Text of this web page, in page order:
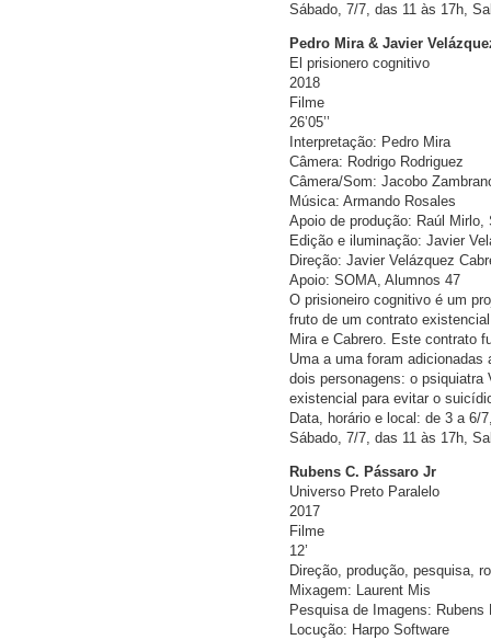
Sábado, 7/7, das 11 às 17h,
Pedro Mira & Javier
El prisionero cognitivo
2018
Filme
26’05’’
Interpretação: Pedro Mira
Câmera: Rodrigo Rodriguez
Câmera/Som: Jacobo
Música: Armando Rosales
Apoio de produção: Raúl
Edição e iluminação: Javier
Direção: Javier Velázquez
Apoio: SOMA, Alumnos 47
O prisioneiro cognitivo é um
fruto de um contrato
Mira e Cabrero. Este contrato
Uma a uma foram
dois personagens: o
existencial para evitar o
Data, horário e local: de 3 a 6/
Sábado, 7/7, das 11 às 17h,
Rubens C. Pássaro Jr
Universo Preto Paralelo
2017
Filme
12’
Direção, produção, pesquisa,
Mixagem: Laurent Mis
Pesquisa de Imagens:
Locução: Harpo Software